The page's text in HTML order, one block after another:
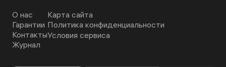
О нас
Гарантии
Контакты
Журнал
Карта сайта
Политика конфиденциальности
Условия сервиса